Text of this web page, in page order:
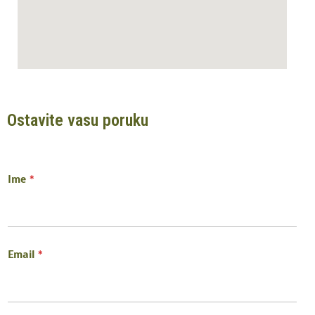
Ostavite vasu poruku
Ime *
Email *